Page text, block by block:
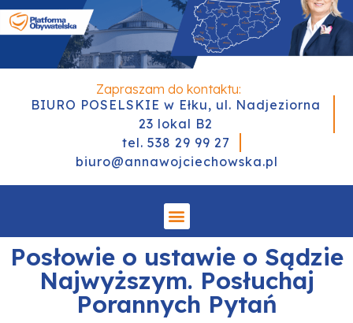
Zapraszam do kontaktu:
BIURO POSELSKIE w Ełku, ul. Nadjeziorna
23 lokal B2
tel. 538 29 99 27
biuro@annawojciechowska.pl
Posłowie o ustawie o Sądzie
Najwyższym. Posłuchaj
Porannych Pytań